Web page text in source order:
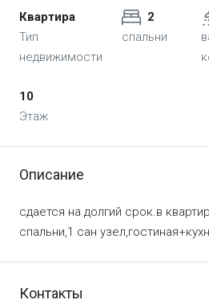
Квартира
Тип
недвижимости
2
спальни
10
Этаж
Описание
сдается на долгий срок.в
спальни,1 сан
Контакты